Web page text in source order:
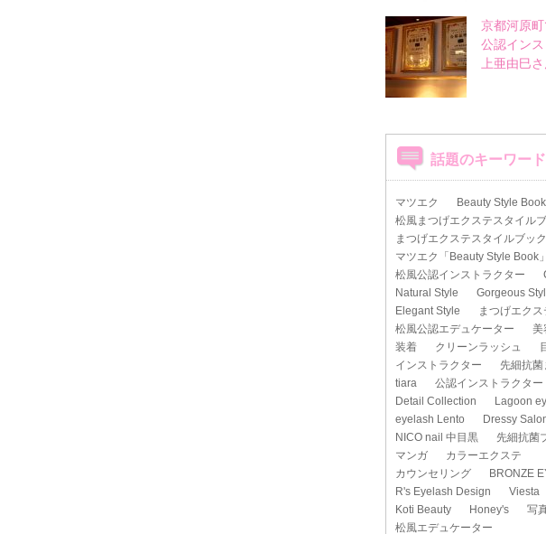
京都河原
公認イン
上亜由巳
話題のキーワード
マツエク
Beauty Style Book
松風まつげエクステスタイル
まつげエクステスタイルブック
マツエク「Beauty Style Book」
松風公認インストラクター
Natural Style
Gorgeous
Elegant Style
まつげエクス
松風公認エデュケーター
美
装着
クリーンラッシュ
インストラクター
先細抗
tiara
公認インストラクター
Detail Collection
Lagoon
eyelash Lento
Dressy
NICO nail 中目黒
先細抗菌
マンガ
カラーエクステ
カウンセリング
BRONZE
R's Eyelash Design
Viesta
Koti Beauty
Honey's
写
松風エデュケーター